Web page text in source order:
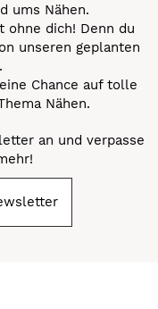
ums Nähen.
ohne dich! Denn du
unseren geplanten
Chance auf tolle
Nähen.
an und verpasse